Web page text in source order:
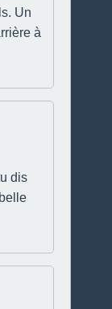
Un
à
dis